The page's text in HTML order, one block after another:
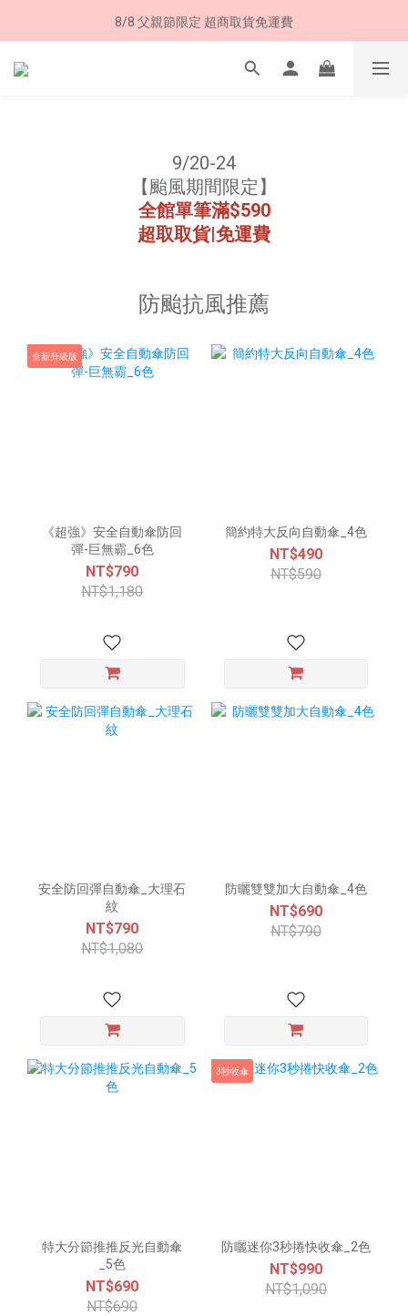
8/8 父親節限定 超商取貨免運費
8/8 父親節限定 超商取貨免運費
加入LINE好友➤領購物金50元 (現領現用)
9/20-24
【颱風期間限定】
全館單筆滿$590
超取取貨|免運費
防颱抗風推薦
全新升級版
《超強》安全自動傘防回
彈-巨無霸_6色
NT$790
NT$1,180
簡約特大反向自動傘_4色
NT$490
NT$590
安全防回彈自動傘_大理石
紋
NT$790
NT$1,080
防曬雙雙加大自動傘_4色
NT$690
NT$790
特大分節推推反光自動傘
_5色
NT$690
NT$690
3秒收傘
防曬迷你3秒捲快收傘_2色
NT$990
NT$1,090